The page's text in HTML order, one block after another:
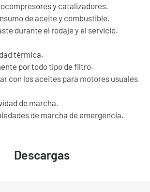
Descargas
y catalizadores.
de aceite y combustible.
durante el rodaje y el servicio.
térmica.
por todo tipo de filtro.
con los aceites para motores usuales
de marcha.
de marcha de emergencia.